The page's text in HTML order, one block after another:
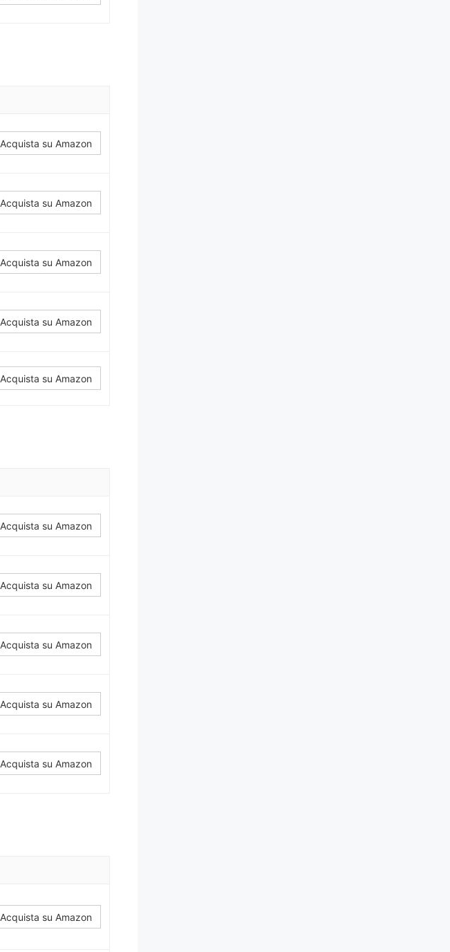
Acquista su Amazon
Acquista su Amazon
Acquista su Amazon
Acquista su Amazon
Acquista su Amazon
Acquista su Amazon
Acquista su Amazon
Acquista su Amazon
Acquista su Amazon
Acquista su Amazon
Acquista su Amazon